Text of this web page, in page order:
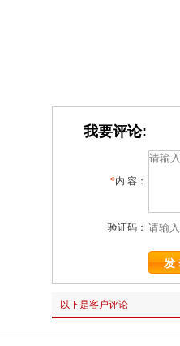
我要评论:
*内 容：
验证码：
以下是客户评论